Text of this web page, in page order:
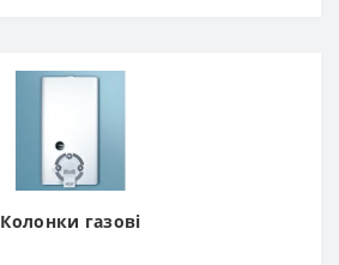
Колонки газові